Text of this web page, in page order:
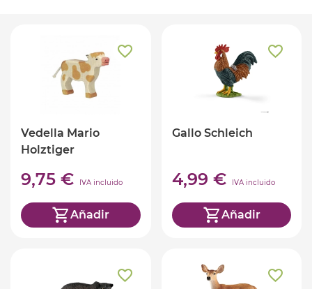
Vedella Mario
Holztiger
9,75 € IVA incluido
Añadir
Gallo Schleich
4,99 € IVA incluido
Añadir